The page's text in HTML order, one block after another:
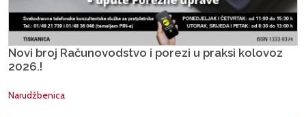
Novi broj Računovodstvo i porezi u praksi kolovoz
2026.!
Narudžbenica